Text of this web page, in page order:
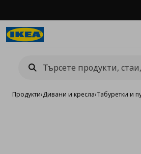
Продукти›Дивани и кресла›Табуретки и